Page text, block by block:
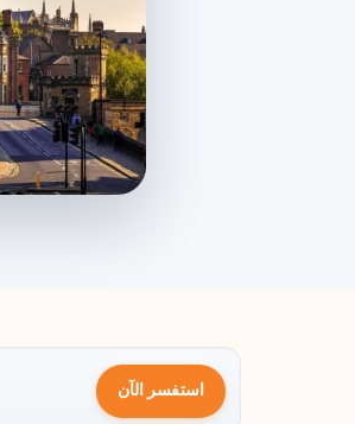
استفسر الآن